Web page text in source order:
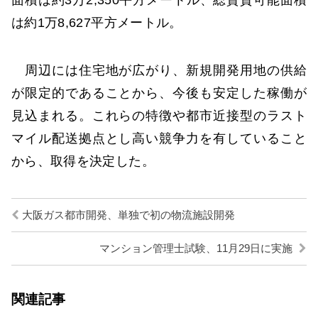
は約1万8,627平方メートル。
周辺には住宅地が広がり、新規開発用地の供給
が限定的であることから、今後も安定した稼働が
見込まれる。これらの特徴や都市近接型のラスト
マイル配送拠点とし高い競争力を有していること
から、取得を決定した。
大阪ガス都市開発、単独で初の物流施設開発
マンション管理士試験、11月29日に実施
関連記事